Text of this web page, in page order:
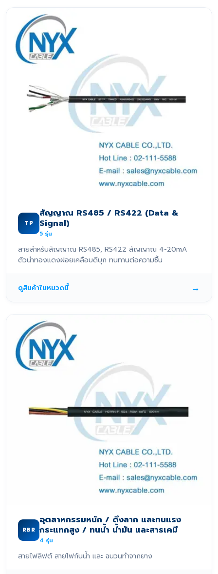
TP
สัญญาณ RS485 / RS422 (Data &
Signal)
5 รุ่น
สายสำหรับสัญญาณ RS485, RS422 สัญญาณ 4-20mA
ตัวนำทองแดงฝอยเคลือบดีบุก ทนทานต่อความชื้น
ดูสินค้าในหมวดนี้ →
RBR
อุตสาหกรรมหนัก / ดึงลาก และทนแรง
กระแทกสูง / ทนน้ำ น้ำมัน และสารเคมี
4 รุ่น
สายไฟลิฟต์ สายไฟกันน้ำ และ ฉนวนทำจากยาง